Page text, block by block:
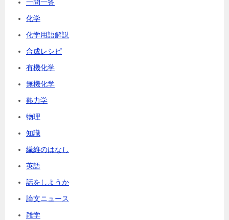
一問一答
化学
化学用語解説
合成レシピ
有機化学
無機化学
熱力学
物理
知識
繊維のはなし
英語
話をしようか
論文ニュース
雑学